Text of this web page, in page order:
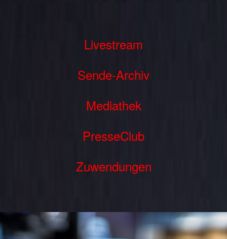
Livestream
Sende-Archiv
Mediathek
PresseClub
Zuwendungen